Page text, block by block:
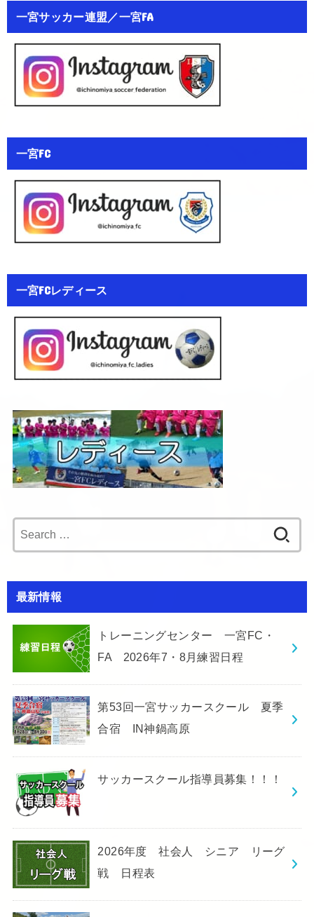
一宮サッカー連盟／一宮FA
一宮FC
一宮FCレディース
for:
最新情報
トレーニングセンター 一宮FC・
FA 2026年7・8月練習日程
第53回一宮サッカースクール 夏季
合宿 IN神鍋高原
サッカースクール指導員募集！！！
2026年度 社会人 シニア リーグ
戦 日程表